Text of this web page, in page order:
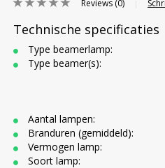
Reviews (0)
Technische specificaties
Type beamerlamp:
Type beamer(s):
Aantal lampen:
Branduren (gemiddeld):
Vermogen lamp:
Soort lamp: